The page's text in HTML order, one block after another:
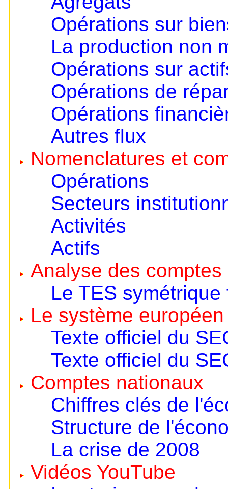
Opérations sur
La production non
Opérations sur
Opérations de
Opérations
Autres flux
Nomenclatures et
Opérations
Secteurs
Activités
Actifs
Analyse des
Le TES symétrique
Le système
Texte officiel du
Texte officiel du
Comptes nationaux
Chiffres clés de
Structure de
La crise de 2008
Vidéos YouTube